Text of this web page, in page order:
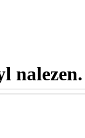
nalezen.